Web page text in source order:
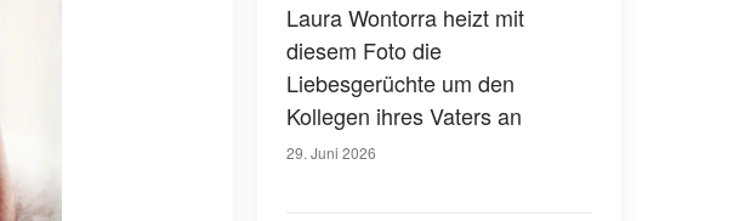
Laura Wontorra heizt mit
diesem Foto die
Liebesgerüchte um den
Kollegen ihres Vaters an
29. Juni 2026